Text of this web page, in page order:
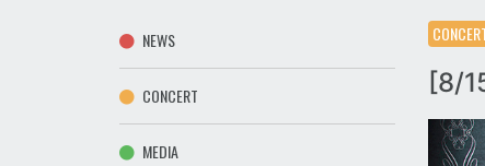
NEWS
CONCERT
MEDIA
[8/